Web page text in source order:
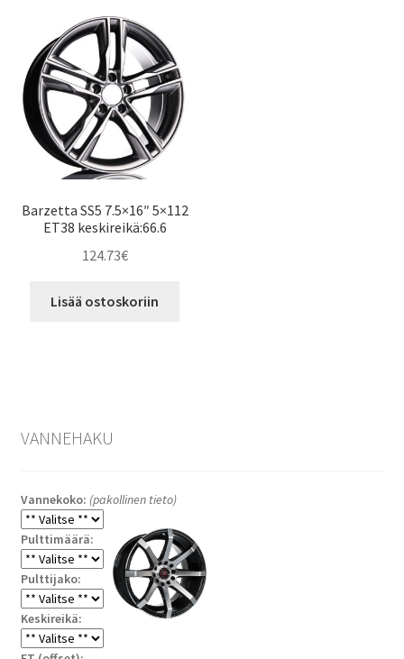
Barzetta SS5 7.5×16″ 5×112
ET38 keskireikä:66.6
124.73€
Lisää ostoskoriin
VANNEHAKU
Vannekoko: (pakollinen tieto)
Pulttimäärä:
Pulttijako:
Keskireikä: